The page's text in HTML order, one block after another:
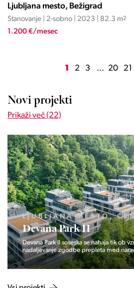
Ljubljana mesto, Bežigrad
Stanovanje | 2-sobno | 2023 | 82.3 m2
1.200 €/mesec
1 2 3 ... 20 21
Novi projekti
Prikaži več (22)
in je
LJUBLJANA
Pod hribom
Projekt Pod hribom se je
zaželeni lokaciji v Ljubljani.